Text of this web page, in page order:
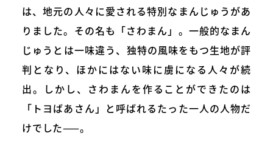
は、地元の人々に愛される特別なまんじゅうがあ
りました。その名も「さわまん」。一般的なまん
じゅうとは一味違う、独特の風味をもつ生地が評
判となり、ほかにはない味に虜になる人々が続
出。しかし、さわまんを作ることができたのは
「トヨばあさん」と呼ばれるたった一人の人物だ
けでした——。